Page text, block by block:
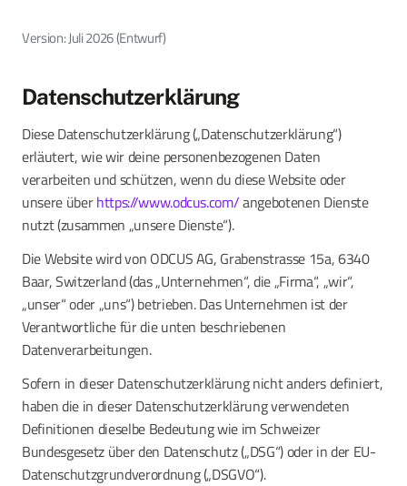
Version: Juli 2026 (Entwurf)
Datenschutzerklärung
Diese Datenschutzerklärung („Datenschutzerklärung“)
erläutert, wie wir deine personenbezogenen Daten
verarbeiten und schützen, wenn du diese Website oder
unsere überhttps://www.odcus.com/angebotenen Dienste
nutzt (zusammen „unsere Dienste“).
Die Website wird von ODCUS AG, Grabenstrasse 15a, 6340
Baar, Switzerland (das „Unternehmen“, die „Firma“, „wir“,
„unser“ oder „uns“) betrieben. Das Unternehmen ist der
Verantwortliche für die unten beschriebenen
Datenverarbeitungen.
Sofern in dieser Datenschutzerklärung nicht anders definiert,
haben die in dieser Datenschutzerklärung verwendeten
Definitionen dieselbe Bedeutung wie im Schweizer
Bundesgesetz über den Datenschutz („DSG“) oder in der EU-
Datenschutzgrundverordnung („DSGVO“).